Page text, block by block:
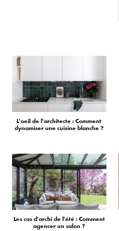
L'oeil de l'architecte : Comment
dynamiser une cuisine blanche ?
Les cas d'archi de l'été : Comment
agencer un salon ?